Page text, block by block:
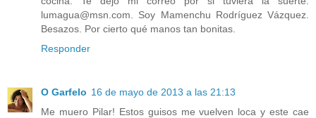
lumagua@msn.com. Soy Mamenchu Rodríguez Vázquez.
Besazos. Por cierto qué manos tan bonitas.
Responder
O Garfelo 16 de mayo de 2013 a las 21:13
Me muero Pilar! Estos guisos me vuelven loca y este cae